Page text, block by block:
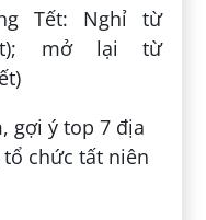
Tết: Nghỉ từ
mở lại từ